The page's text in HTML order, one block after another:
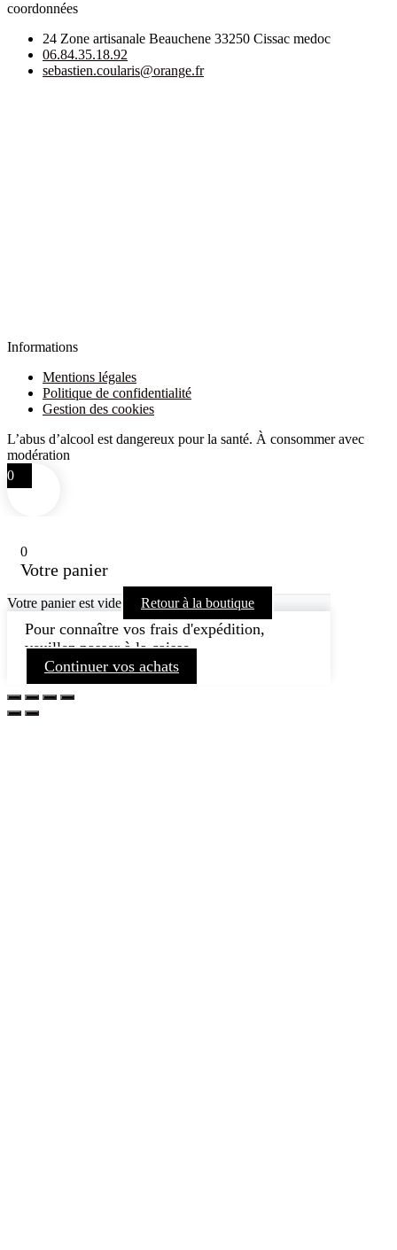
coordonnées
24 Zone artisanale Beauchene 33250 Cissac medoc
06.84.35.18.92
sebastien.coularis@orange.fr
Informations
Mentions légales
Politique de confidentialité
Gestion des cookies
L’abus d’alcool est dangereux pour la santé. À consommer avec
modération
0
0
Votre panier
Votre panier est vide Retour à la boutique
Pour connaître vos frais d'expédition,
veuillez passer à la caisse.
Continuer vos achats